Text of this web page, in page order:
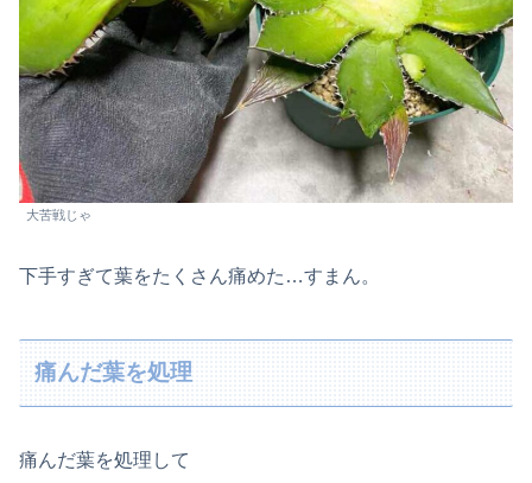
大苦戦じゃ
下手すぎて葉をたくさん痛めた…すまん。
痛んだ葉を処理
痛んだ葉を処理して